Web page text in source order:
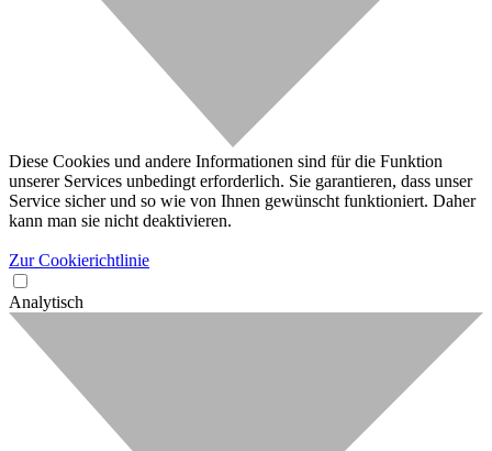
Diese Cookies und andere Informationen sind für die Funktion
unserer Services unbedingt erforderlich. Sie garantieren, dass unser
Service sicher und so wie von Ihnen gewünscht funktioniert. Daher
kann man sie nicht deaktivieren.
Zur Cookierichtlinie
Analytisch